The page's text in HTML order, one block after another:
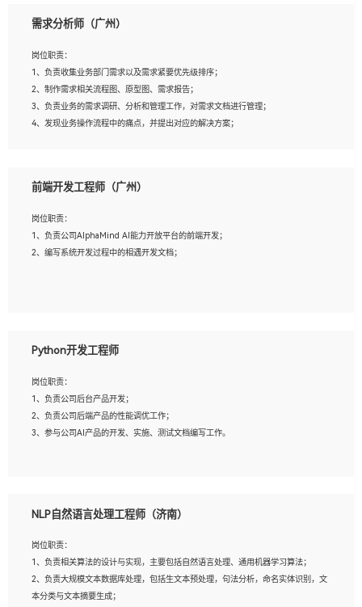
1、全日制本科计算机相关专业毕业，3年以上相关工作经验；
3、熟练使用脚本语言，shell/python任一种，熟练使用Ansible
4、熟悉linux常见服务、中间件的基本原理、部署以及故障处理，如：Mysql、
Apache、Nginx、Zabbix、Kafka等
5、熟悉主流虚拟化技术，如：VMware、KVM
6、具备网络方面的基础知识，熟悉常见的网络协议，如TCP/IP，转发原理，路由优
8、有良好的文档编写能力和沟通能力，有RHCE证书优先
需求分析师（广州）
岗位职责：
1、负责收集业务部门需求以及需求紧要优先级排序；
2、制作需求相关流程图、原型图、需求报告；
3、负责业务的需求调研、分析和管理工作，对需求文档进行管理；
4、发现业务操作流程中的痛点，并提出对应的解决方案；
岗位要求：
2、熟悉产品及需求规划工具，如:Axure、Xmind、MS Project等；
3、具备良好的交流协调能力，有较强的责任感、工作积极主动；
4、有较强的系统需求分析、文档编写能力、沟通能力；
前端开发工程师（广州）
岗位职责：
1、负责公司AlphaMind AI能力开放平台的前端开发；
2、编写系统开发过程中的相遇开发文档；
3、熟悉react/vue/angular任何一种前端框架，熟悉react优先；
5、善于沟通，具有团队意识；
Python开发工程师
岗位职责：
1、负责公司后台产品开发；
2、负责公司后端产品的性能调优工作；
3、参与公司AI产品的开发、实施、测试文档编写工作。
验的更佳；
3、熟悉数据库开发，熟悉Mysql、Oracle、MongoDb数据库应用开发其中一种；
4、熟悉Python Wed框架（Django/Flask...）代码能力优秀，熟悉编码规范和具备
良好的文档编写能力）；
5、沟通表达能力强，具备团队协作能力。
NLP自然语言处理工程师（济南）
岗位职责：
1、负责相关算法的设计与实现，主要包括自然语言处理、通用机器学习算法；
2、负责大规模文本数据库处理，包括生文本预处理，句法分析，命名实体识别，文
本分类与文本摘要生成；